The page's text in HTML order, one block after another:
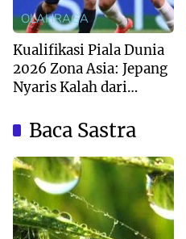
OLAHRAGA
Kualifikasi Piala Dunia
2026 Zona Asia: Jepang
Nyaris Kalah dari
Baca Sastra